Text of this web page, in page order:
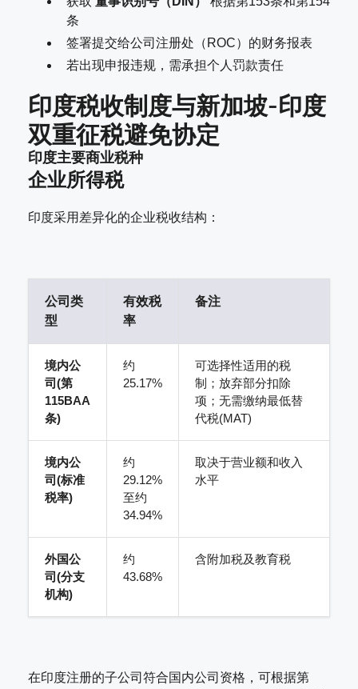
条
签署提交给公司注册处（ROC）的财务报表
若出现申报违规，需承担个人罚款责任
印度税收制度与新加坡-印度
双重征税避免协定
印度主要商业税种
企业所得税
印度采用差异化的企业税收结构：
公司类
型
有效税
率
备注
境内公
司(第
115BAA
条)
约
25.17%
可选择性适用的税
制；放弃部分扣除
项；无需缴纳最低替
代税(MAT)
境内公
司(标准
税率)
约
29.12%
至约
34.94%
取决于营业额和收入
水平
外国公
司(分支
机构)
约
43.68%
含附加税及教育税
在印度注册的子公司符合国内公司资格，可根据第